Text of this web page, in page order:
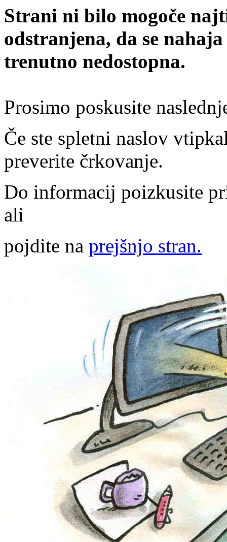
Strani ni bilo mogoče
odstranjena, da se
trenutno nedostopna.
Prosimo poskusite
Če ste spletni naslov
preverite črkovanje.
Do informacij poizkusite
ali
pojdite na prejšnjo stran.